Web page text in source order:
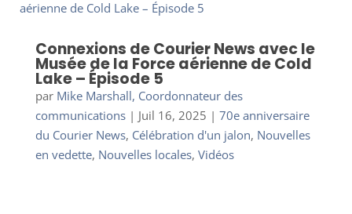
Connexions de Courier News avec le
Musée de la Force aérienne de Cold
Lake – Épisode 5
par Mike Marshall, Coordonnateur des
communications| Juil 16, 2025 | 70e anniversaire
du Courier News, Célébration d'un jalon, Nouvelles
en vedette, Nouvelles locales, Vidéos